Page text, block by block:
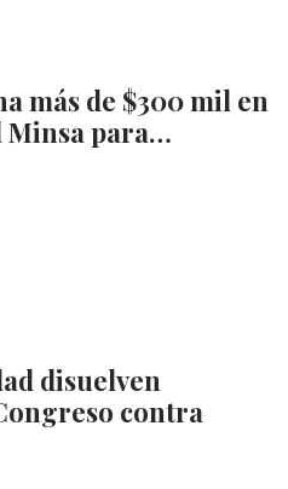
más de $300 mil en
Minsa para…
disuelven
contra